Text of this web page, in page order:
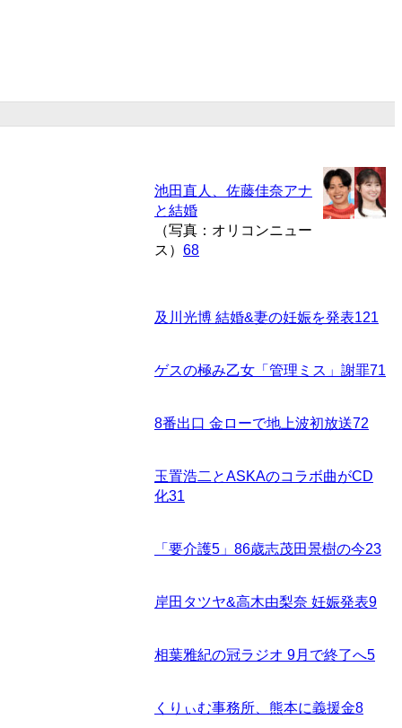
池田直人、佐藤佳奈アナ
と結婚
（写真：オリコンニュー
ス） 68
及川光博 結婚&妻の妊娠を発表121
ゲスの極み乙女「管理ミス」謝罪71
8番出口 金ローで地上波初放送72
玉置浩二とASKAのコラボ曲がCD
化31
「要介護5」86歳志茂田景樹の今23
岸田タツヤ&高木由梨奈 妊娠発表9
相葉雅紀の冠ラジオ 9月で終了へ5
くりぃむ事務所、熊本に義援金8